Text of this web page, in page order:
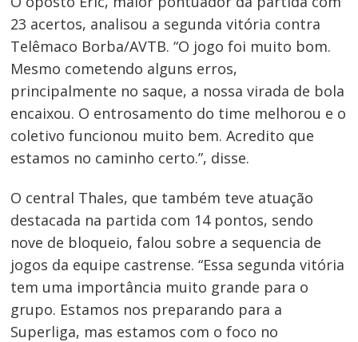
23 acertos, analisou a segunda vitória contra
Telêmaco Borba/AVTB. “O jogo foi muito bom.
Mesmo cometendo alguns erros,
principalmente no saque, a nossa virada de bola
encaixou. O entrosamento do time melhorou e o
coletivo funcionou muito bem. Acredito que
estamos no caminho certo.”, disse.
O central Thales, que também teve atuação
destacada na partida com 14 pontos, sendo
nove de bloqueio, falou sobre a sequencia de
jogos da equipe castrense. “Essa segunda vitória
tem uma importância muito grande para o
grupo. Estamos nos preparando para a
Superliga, mas estamos com o foco no